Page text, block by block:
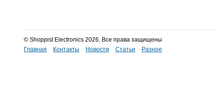
© Shoppist Electronics 2026. Все права защищены
Главная
Контакты Новости Статьи Разное